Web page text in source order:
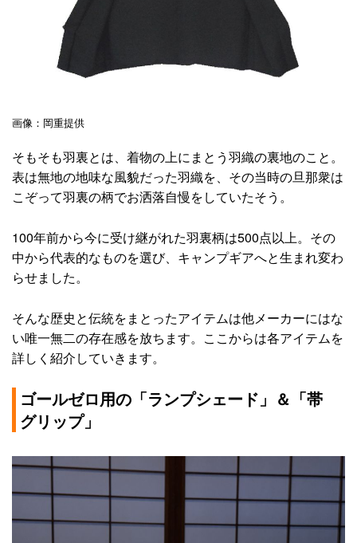
画像：岡重提供
そもそも羽裏とは、着物の上にまとう羽織の裏地のこと。
表は無地の地味な風貌だった羽織を、その当時の旦那衆は
こぞって羽裏の柄でお洒落自慢をしていたそう。
100年前から今に受け継がれた羽裏柄は500点以上。その
中から代表的なものを選び、キャンプギアへと生まれ変わ
らせました。
そんな歴史と伝統をまとったアイテムは他メーカーにはな
い唯一無二の存在感を放ちます。ここからは各アイテムを
詳しく紹介していきます。
ゴールゼロ用の「ランプシェード」＆「帯
グリップ」